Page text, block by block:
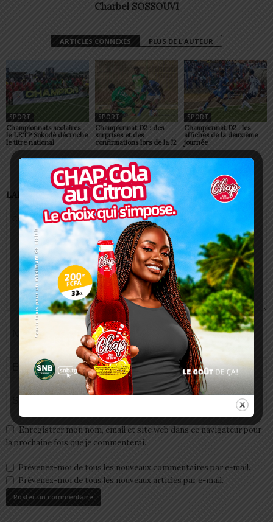
Charbel SOSSOUVI
ARTICLES CONNEXES PLUS DE L'AUTEUR
SPORT
Championnats scolaires :
le LETP Sokodé décroche
le titre national
SPORT
Championnat D2 : des
surprises et des
confirmations lors de la J2
SPORT
Championnat D2 : les
affiches de la deuxième
journée
LAISSER UN COMMENTAIRE
Enregistrer mon nom, email et site web dans ce navigateur pour
la prochaine fois que je commenterai.
Prévenez-moi de tous les nouveaux commentaires par e-mail.
Prévenez-moi de tous les nouveaux articles par e-mail.